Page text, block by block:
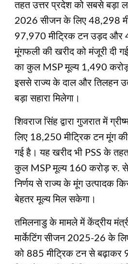
तहत उत्तर प्रदेश को सबसे बड़ा
2026 सीजन के लिए 48,298
97,970 मीट्रिक टन उड़द और
मूंगफली की खरीद को मंजूरी दी
का कुल MSP मूल्य 1,490
इससे राज्य के दाल और तिलहन
बड़ा सहारा मिलेगा।
शिवराज सिंह द्वारा गुजरात में
लिए 18,250 मीट्रिक टन मूंग
गई है। यह खरीद भी PSS के
कुल MSP मूल्य 160 करोड़ रु.
निर्णय से राज्य के मूंग उत्पादक
बेहतर मूल्य मिल सकेगा।
तमिलनाडु के मामले में केंद्रीय
मार्केटिंग सीजन 2025-26 के
को 885 मीट्रिक टन से बढ़ाकर